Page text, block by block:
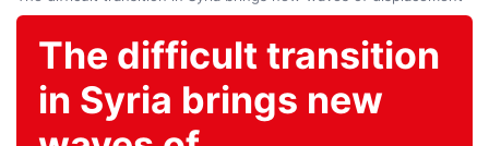
The difficult transition
in Syria brings new